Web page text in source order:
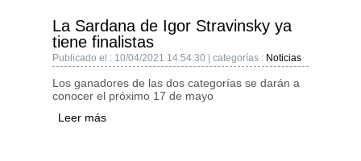
La Sardana de Igor Stravinsky ya
tiene finalistas
Publicado el : 10/04/2021 14:54:30 | categorías : Noticias
Los ganadores de las dos categorías se darán a
conocer el próximo 17 de mayo
Leer más